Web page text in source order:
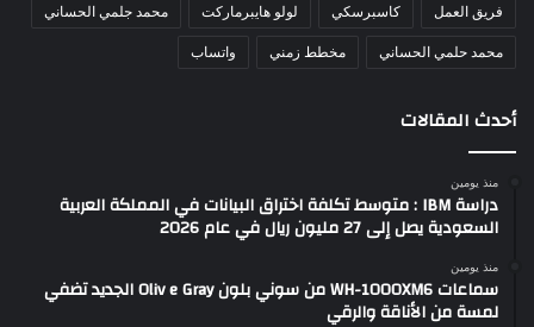
فريق العمل كاسبرسكي لولو هايبرماركت محمد جلمي الحساني
محمد حلمي الحساني مخطط زمني واتساب
أحدث المقالات
منذ يومين
دراسة IBM : متوسط تكلفة اختراق البيانات في المملكة العربية
السعودية يصل إلى 27 مليون ريال في عام 2026
منذ يومين
سماعات WH-1000XM6 من سوني بلون Oliv e Gray الجديد تضفي
لمسة من الأناقة والرقي